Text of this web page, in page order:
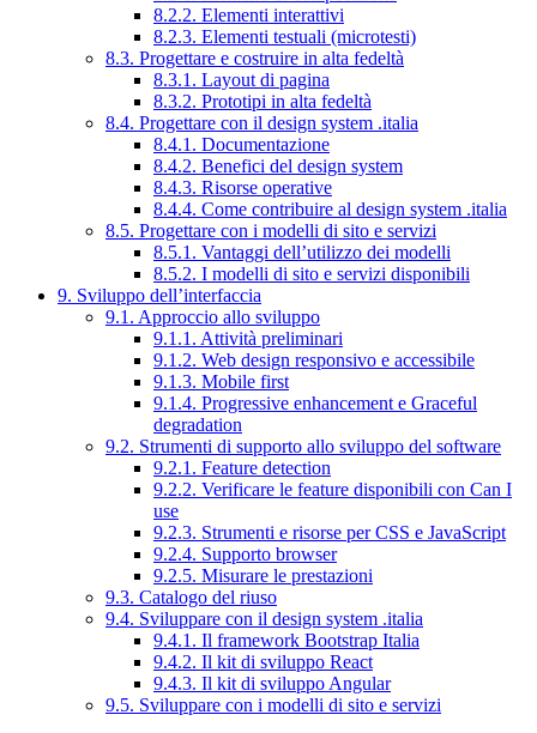
8.2.2. Elementi interattivi
8.2.3. Elementi testuali (microtesti)
8.3. Progettare e costruire in alta fedeltà
8.3.1. Layout di pagina
8.3.2. Prototipi in alta fedeltà
8.4. Progettare con il design system .italia
8.4.1. Documentazione
8.4.2. Benefici del design system
8.4.3. Risorse operative
8.4.4. Come contribuire al design system .italia
8.5. Progettare con i modelli di sito e servizi
8.5.1. Vantaggi dell’utilizzo dei modelli
8.5.2. I modelli di sito e servizi disponibili
9. Sviluppo dell’interfaccia
9.1. Approccio allo sviluppo
9.1.1. Attività preliminari
9.1.2. Web design responsivo e accessibile
9.1.3. Mobile first
9.1.4. Progressive enhancement e Graceful
degradation
9.2. Strumenti di supporto allo sviluppo del software
9.2.1. Feature detection
9.2.2. Verificare le feature disponibili con Can I
use
9.2.3. Strumenti e risorse per CSS e JavaScript
9.2.4. Supporto browser
9.2.5. Misurare le prestazioni
9.3. Catalogo del riuso
9.4. Sviluppare con il design system .italia
9.4.1. Il framework Bootstrap Italia
9.4.2. Il kit di sviluppo React
9.4.3. Il kit di sviluppo Angular
9.5. Sviluppare con i modelli di sito e servizi